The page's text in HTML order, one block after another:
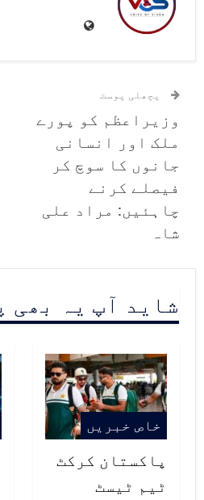
پچھلی پوسٹ
وزیراعظم کو پورے
ملک اور انسانی
جانوں کا سوچ کر
فیصلے کرنے
چاہئیں: مراد علی
شاہ
شاید آپ یہ بھی
خاص خبریں
پاکستان کرکٹ
ٹیم ٹیسٹ